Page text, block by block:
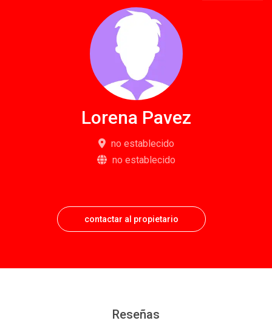
Lorena Pavez
no establecido
no establecido
contactar al propietario
Reseñas